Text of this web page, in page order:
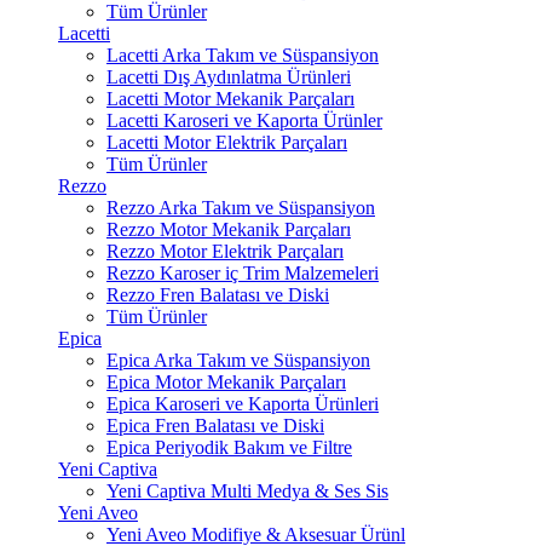
Tüm Ürünler
Lacetti
Lacetti Arka Takım ve Süspansiyon
Lacetti Dış Aydınlatma Ürünleri
Lacetti Motor Mekanik Parçaları
Lacetti Karoseri ve Kaporta Ürünler
Lacetti Motor Elektrik Parçaları
Tüm Ürünler
Rezzo
Rezzo Arka Takım ve Süspansiyon
Rezzo Motor Mekanik Parçaları
Rezzo Motor Elektrik Parçaları
Rezzo Karoser iç Trim Malzemeleri
Rezzo Fren Balatası ve Diski
Tüm Ürünler
Epica
Epica Arka Takım ve Süspansiyon
Epica Motor Mekanik Parçaları
Epica Karoseri ve Kaporta Ürünleri
Epica Fren Balatası ve Diski
Epica Periyodik Bakım ve Filtre
Yeni Captiva
Yeni Captiva Multi Medya & Ses Sis
Yeni Aveo
Yeni Aveo Modifiye & Aksesuar Ürünl